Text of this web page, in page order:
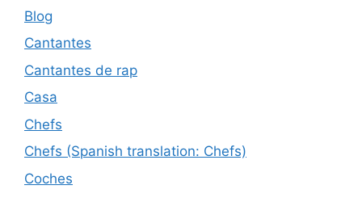
Blog
Cantantes
Cantantes de rap
Casa
Chefs
Chefs (Spanish translation: Chefs)
Coches